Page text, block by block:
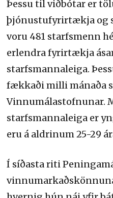
Þessu til viðbótar er
þjónustufyrirtækja og
voru 481 starfsmenn
erlendra fyrirtækja
starfsmannaleiga.
fækkaði milli mánaða
Vinnumálastofnunar.
starfsmannaleiga er
eru á aldrinum 25-29
Í síðasta riti